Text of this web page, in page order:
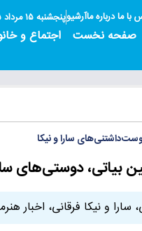
با مادرباره ماآرشیوپنجشنبه ۱۵ مرداد ۱۴۰۵
صفحه نخست اجتماع و
سارا و نیکا
بیاتی، دوستی‌های
سارا و نیکا فرقانی، اخبار